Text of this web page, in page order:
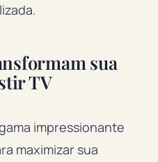
sua
TV
impressionante
maximizar sua